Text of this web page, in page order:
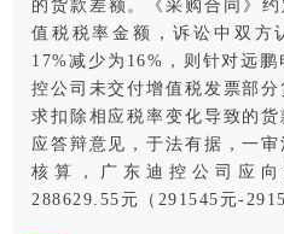
的货款差额。《采购合同》
值税税率金额，诉讼中双方
17%减少为16%，则针对远
控公司未交付增值税发票部
求扣除相应税率变化导致的
应答辩意见，于法有据，一
核算，广东迪控公司应
288629.55元（291545元-